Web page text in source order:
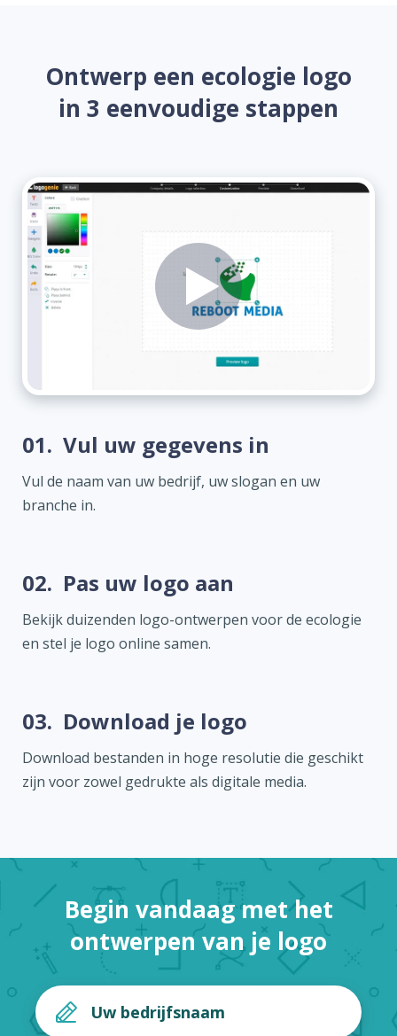
Ontwerp een ecologie logo
in 3 eenvoudige stappen
01. Vul uw gegevens in
Vul de naam van uw bedrijf, uw slogan en uw
branche in.
02. Pas uw logo aan
Bekijk duizenden logo-ontwerpen voor de ecologie
en stel je logo online samen.
03. Download je logo
Download bestanden in hoge resolutie die geschikt
zijn voor zowel gedrukte als digitale media.
Begin vandaag met het
ontwerpen van je logo